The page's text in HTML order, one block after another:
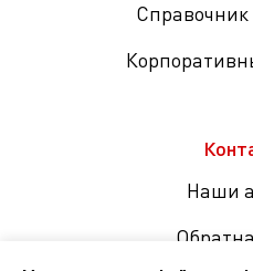
Справочник
Наши